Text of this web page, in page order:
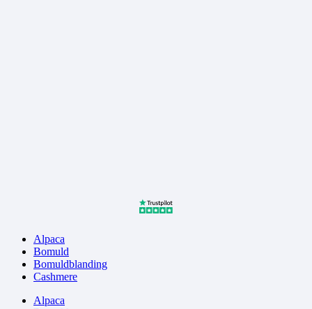
Alpaca
Bomuld
Bomuldblanding
Cashmere
Alpaca